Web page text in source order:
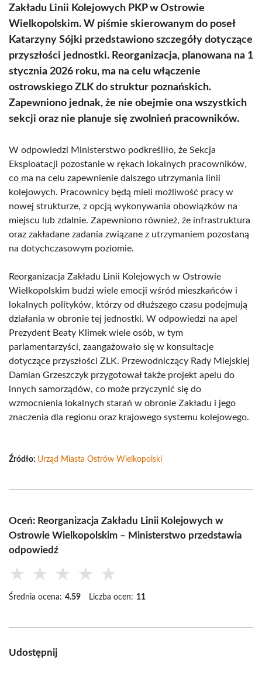
Zakładu Linii Kolejowych PKP w Ostrowie
Wielkopolskim. W piśmie skierowanym do poseł
Katarzyny Sójki przedstawiono szczegóły dotyczące
przyszłości jednostki. Reorganizacja, planowana na 1
stycznia 2026 roku, ma na celu włączenie
ostrowskiego ZLK do struktur poznańskich.
Zapewniono jednak, że nie obejmie ona wszystkich
sekcji oraz nie planuje się zwolnień pracowników.
W odpowiedzi Ministerstwo podkreśliło, że Sekcja
Eksploatacji pozostanie w rękach lokalnych pracowników,
co ma na celu zapewnienie dalszego utrzymania linii
kolejowych. Pracownicy będą mieli możliwość pracy w
nowej strukturze, z opcją wykonywania obowiązków na
miejscu lub zdalnie. Zapewniono również, że infrastruktura
oraz zakładane zadania związane z utrzymaniem pozostaną
na dotychczasowym poziomie.
Reorganizacja Zakładu Linii Kolejowych w Ostrowie
Wielkopolskim budzi wiele emocji wśród mieszkańców i
lokalnych polityków, którzy od dłuższego czasu podejmują
działania w obronie tej jednostki. W odpowiedzi na apel
Prezydent Beaty Klimek wiele osób, w tym
parlamentarzyści, zaangażowało się w konsultacje
dotyczące przyszłości ZLK. Przewodniczący Rady Miejskiej
Damian Grzeszczyk przygotował także projekt apelu do
innych samorządów, co może przyczynić się do
wzmocnienia lokalnych starań w obronie Zakładu i jego
znaczenia dla regionu oraz krajowego systemu kolejowego.
Źródło: Urząd Miasta Ostrów Wielkopolski
Oceń: Reorganizacja Zakładu Linii Kolejowych w
Ostrowie Wielkopolskim – Ministerstwo przedstawia
odpowiedź
★ ★ ★ ★ ★
Średnia ocena: 4.59 Liczba ocen: 11
Udostępnij